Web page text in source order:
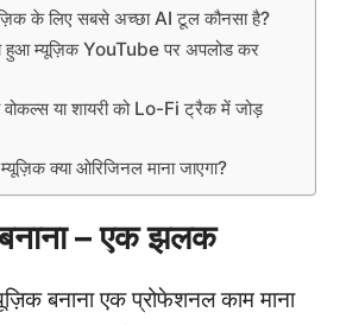
के लिए सबसे अच्छा AI टूल कौनसा है?
म्यूज़िक YouTube पर अपलोड कर
वोकल्स या शायरी को Lo-Fi ट्रैक में जोड़
क्या ओरिजिनल माना जाएगा?
– एक झलक
बनाना एक प्रोफेशनल काम माना